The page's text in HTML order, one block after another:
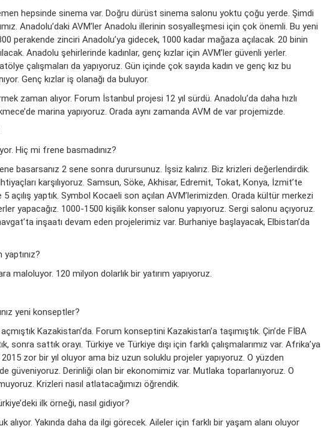
hepsinde sinema var. Doğru dürüst sinema salonu yoktu çoğu yerde. Şimdi
Anadolu’daki AVM’ler Anadolu illerinin sosyalleşmesi için çok önemli. Bu yeni
perakende zinciri Anadolu’ya gidecek, 1000 kadar mağaza açılacak. 20 binin
Anadolu şehirlerinde kadınlar, genç kızlar için AVM’ler güvenli yerler.
çalışmaları da yapıyoruz. Gün içinde çok sayıda kadın ve genç kız bu
Genç kızlar iş olanağı da buluyor.
zaman alıyor. Forum İstanbul projesi 12 yıl sürdü. Anadolu’da daha hızlı
marina yapıyoruz. Orada aynı zamanda AVM de var projemizde.
Hiç mi frene basmadınız?
basarsanız 2 sene sonra durursunuz. İşsiz kalırız. Biz krizleri değerlendirdik.
karşılıyoruz. Samsun, Söke, Akhisar, Edremit, Tokat, Konya, İzmit’te
5 açılış yaptık. Symbol Kocaeli son açılan AVM’lerimizden. Orada kültür merkezi
yapacağız. 1000-1500 kişilik konser salonu yapıyoruz. Sergi salonu açıyoruz.
inşaatı devam eden projelerimiz var. Burhaniye başlayacak, Elbistan’da
maloluyor. 120 milyon dolarlık bir yatırım yapıyoruz.
yeni konseptler?
Kazakistan’da. Forum konseptini Kazakistan’a taşımıştık. Çin’de FİBA
sonra sattık orayı. Türkiye ve Türkiye dışı için farklı çalışmalarımız var. Afrika’ya
2015 zor bir yıl oluyor ama biz uzun soluklu projeler yapıyoruz. O yüzden
güveniyoruz. Derinliği olan bir ekonomimiz var. Mutlaka toparlanıyoruz. O
Krizleri nasıl atlatacağımızı öğrendik.
ilk örneği, nasıl gidiyor?
alıyor. Yakında daha da ilgi görecek. Aileler için farklı bir yaşam alanı oluyor